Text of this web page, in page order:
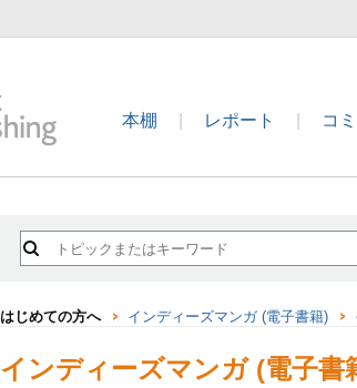
本棚 レポート コ
はじめての方へ インディーズマンガ (電子書籍)
インディーズマンガ (電子